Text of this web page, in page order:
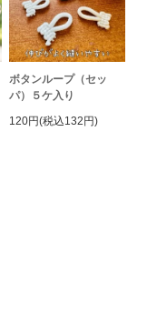
ボタンループ（セッ
パ）５ケ入り
120円(税込132円)